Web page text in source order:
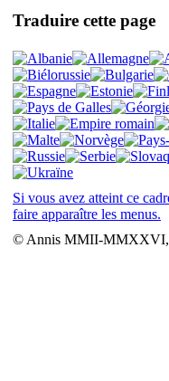
Traduire cette page
Si vous avez atteint ce
faire apparaître les menus.
© Annis MMII-MMXXVI,